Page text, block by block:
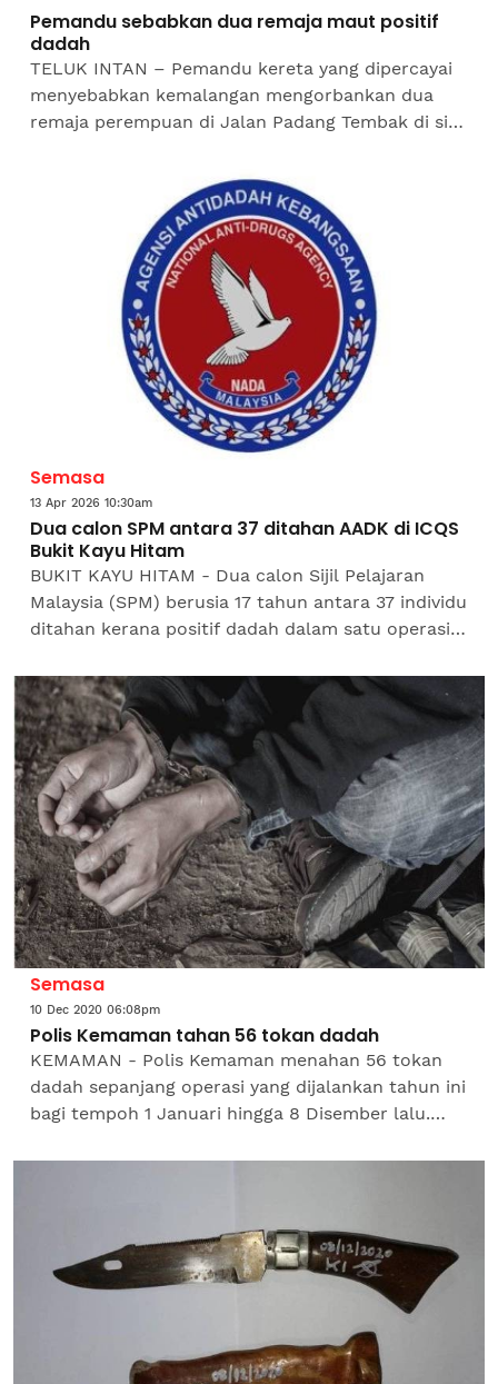
Pemandu sebabkan dua remaja maut positif
dadah
TELUK INTAN – Pemandu kereta yang dipercayai
menyebabkan kemalangan mengorbankan dua
remaja perempuan di Jalan Padang Tembak di sini
Semasa
13 Apr 2026 10:30am
Dua calon SPM antara 37 ditahan AADK di ICQS
Bukit Kayu Hitam
BUKIT KAYU HITAM - Dua calon Sijil Pelajaran
Malaysia (SPM) berusia 17 tahun antara 37 individu
ditahan kerana positif dadah dalam satu operasi
di...
Semasa
10 Dec 2020 06:08pm
Polis Kemaman tahan 56 tokan dadah
KEMAMAN - Polis Kemaman menahan 56 tokan
dadah sepanjang operasi yang dijalankan tahun ini
bagi tempoh 1 Januari hingga 8 Disember lalu.
Hanyan Ramlan...